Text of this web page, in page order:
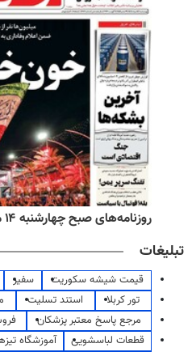
روزنامه‌های صبح چهارشنبه ۱۴ مرداد ۱۴۰۵
تبلیغات
قیمت شیشه سکوریت سفیر
تور کربلا
استند تسلیت
مرجع پاسخ معتبر پزشکان
قطعات لباسشویی
آموزشگاه